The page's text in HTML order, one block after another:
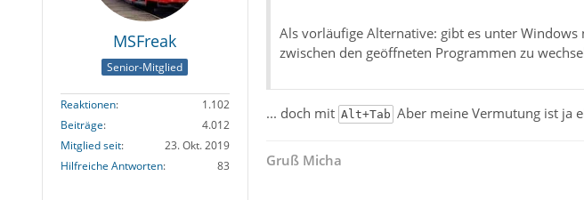
MSFreak
Senior-Mitglied
Reaktionen
1.102
Beiträge
4.012
Mitglied seit
23. Okt. 2019
Hilfreiche Antworten
83
Als vorläufige Alternative: gibt es unter
zwischen den geöffneten Programmen zu
... doch mit Alt+Tab Aber meine Vermutung ist ja
Gruß Micha